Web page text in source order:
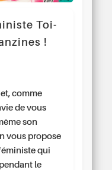
Toi-
!
comme
de vous
son
vous propose
qui
le